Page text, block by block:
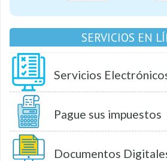
SERVICIOS EN
Servicios
Pague sus impuestos
Documentos